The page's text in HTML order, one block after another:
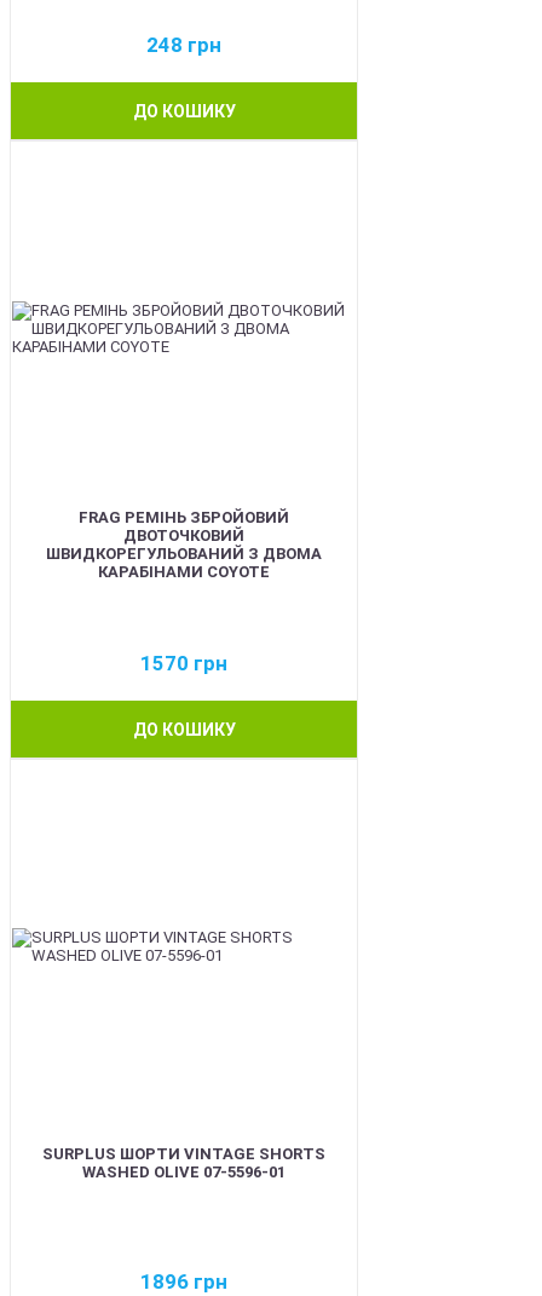
248 грн
ДО КОШИКУ
FRAG РЕМІНЬ ЗБРОЙОВИЙ
ДВОТОЧКОВИЙ
ШВИДКОРЕГУЛЬОВАНИЙ З ДВОМА
КАРАБІНАМИ COYOTE
1570 грн
ДО КОШИКУ
SURPLUS ШОРТИ VINTAGE SHORTS
WASHED OLIVE 07-5596-01
1896 грн